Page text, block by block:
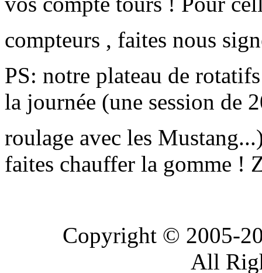
compteurs , faites nous
PS: notre plateau de
la journée (une session de
roulage avec les
faites chauffer la gomme !
Copyright © 2005-
All